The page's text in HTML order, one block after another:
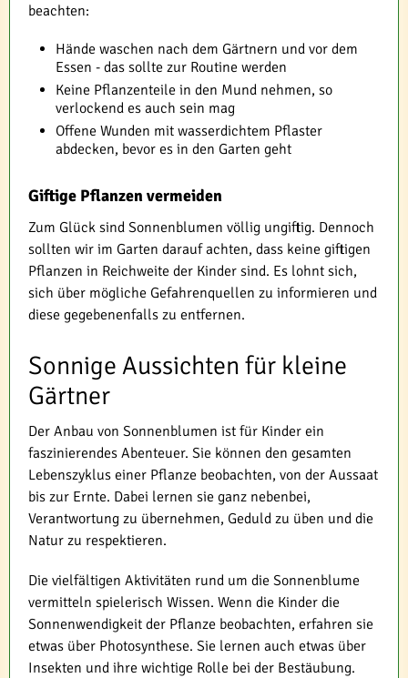
beachten:
Hände waschen nach dem Gärtnern und vor dem
Essen - das sollte zur Routine werden
Keine Pflanzenteile in den Mund nehmen, so
verlockend es auch sein mag
Offene Wunden mit wasserdichtem Pflaster
abdecken, bevor es in den Garten geht
Giftige Pflanzen vermeiden
Zum Glück sind Sonnenblumen völlig ungiftig. Dennoch
sollten wir im Garten darauf achten, dass keine giftigen
Pflanzen in Reichweite der Kinder sind. Es lohnt sich,
sich über mögliche Gefahrenquellen zu informieren und
diese gegebenenfalls zu entfernen.
Sonnige Aussichten für kleine
Gärtner
Der Anbau von Sonnenblumen ist für Kinder ein
faszinierendes Abenteuer. Sie können den gesamten
Lebenszyklus einer Pflanze beobachten, von der Aussaat
bis zur Ernte. Dabei lernen sie ganz nebenbei,
Verantwortung zu übernehmen, Geduld zu üben und die
Natur zu respektieren.
Die vielfältigen Aktivitäten rund um die Sonnenblume
vermitteln spielerisch Wissen. Wenn die Kinder die
Sonnenwendigkeit der Pflanze beobachten, erfahren sie
etwas über Photosynthese. Sie lernen auch etwas über
Insekten und ihre wichtige Rolle bei der Bestäubung.